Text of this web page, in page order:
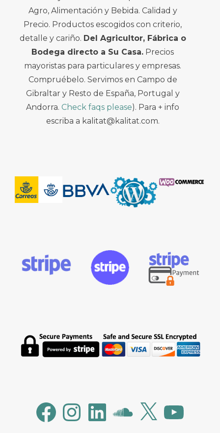
Agro, Alimentación y Bebida. Calidad y
Precio. Productos escogidos con criterio,
detalle y cariño. Del Agricultor, Fábrica o
Bodega directo a Su Casa. Precios
mayoristas para particulares y empresas.
Compruébelo. Servimos en Campo de
Gibraltar y Resto de España, Portugal y
Andorra. Check faqs please). Para + info
escriba a kalitat@kalitat.com.
FacebookInstagramLinkedInSoundCloud
X YouTube